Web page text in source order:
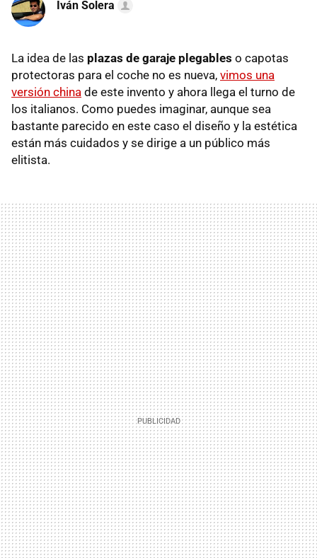
Iván Solera
La idea de las plazas de garaje plegables o capotas
protectoras para el coche no es nueva, vimos una
versión china de este invento y ahora llega el turno de
los italianos. Como puedes imaginar, aunque sea
bastante parecido en este caso el diseño y la estética
están más cuidados y se dirige a un público más
elitista.